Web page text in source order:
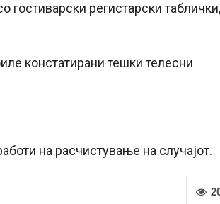
гостиварски регистарски таблички,
констатирани тешки телесни
на расчистување на случајот.